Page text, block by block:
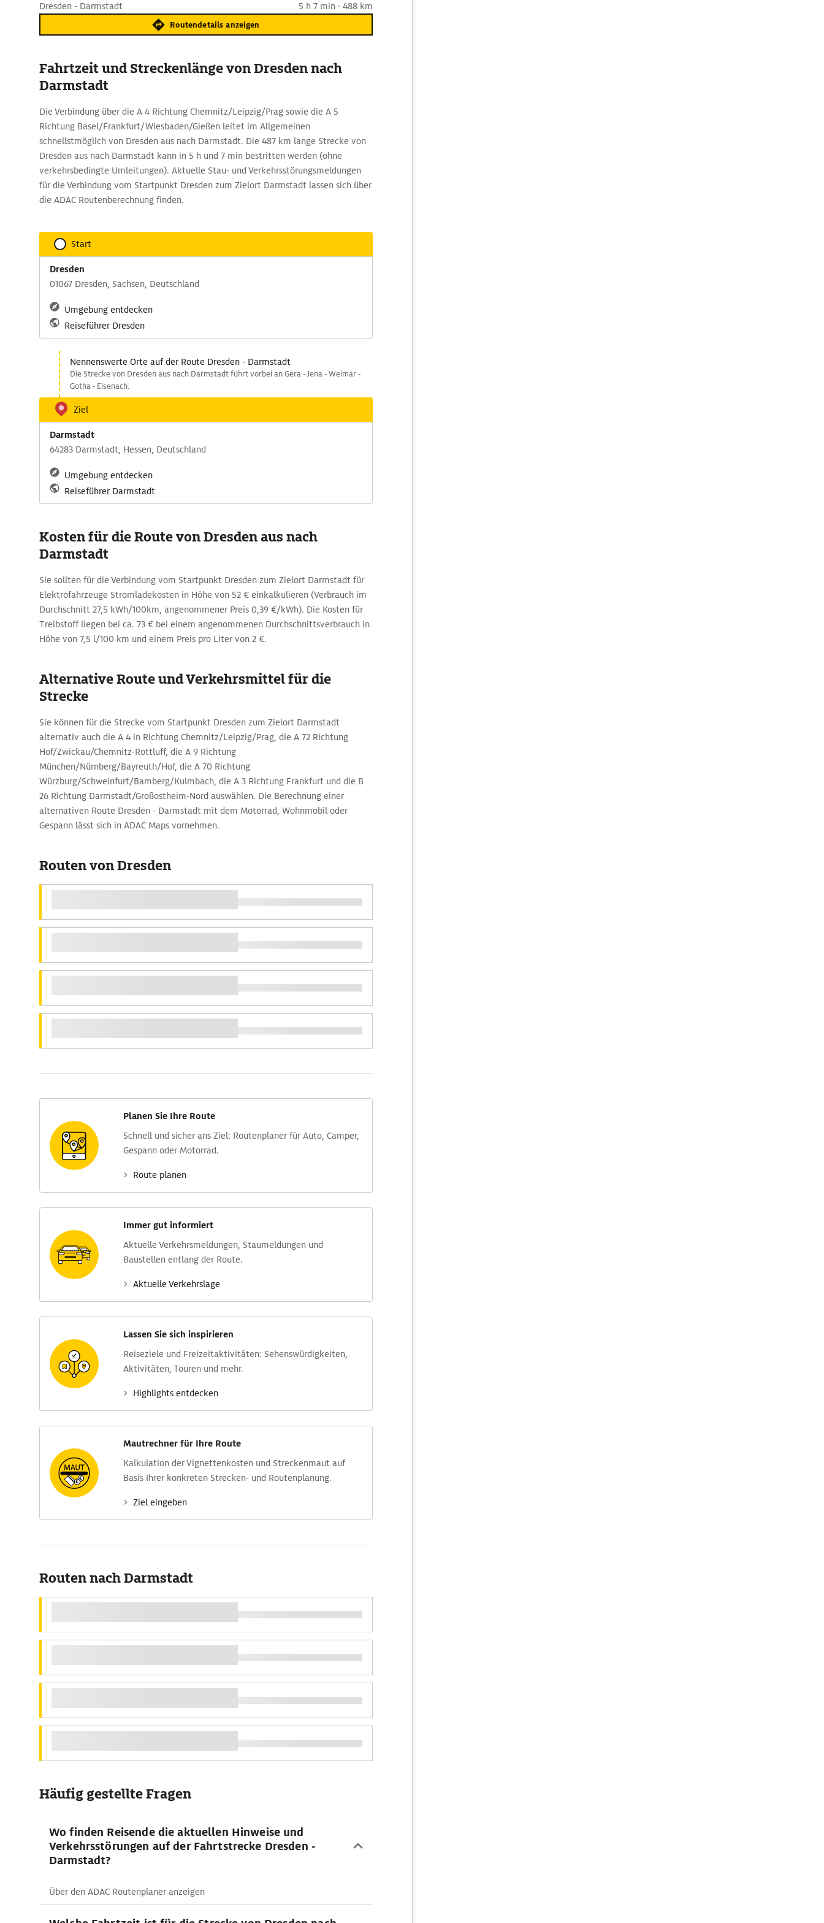
Dresden - Darmstadt 5 h 7 min · 488 km
Routendetails anzeigen
Fahrtzeit und Streckenlänge von Dresden nach
Darmstadt
Die Verbindung über die A 4 Richtung Chemnitz/Leipzig/Prag sowie die A 5
Richtung Basel/Frankfurt/Wiesbaden/Gießen leitet im Allgemeinen
schnellstmöglich von Dresden aus nach Darmstadt. Die 487 km lange Strecke von
Dresden aus nach Darmstadt kann in 5 h und 7 min bestritten werden (ohne
verkehrsbedingte Umleitungen). Aktuelle Stau- und Verkehrsstörungsmeldungen
für die Verbindung vom Startpunkt Dresden zum Zielort Darmstadt lassen sich über
die ADAC Routenberechnung finden.
Start
Dresden
01067 Dresden, Sachsen, Deutschland
Umgebung entdecken
Reiseführer Dresden
Nennenswerte Orte auf der Route Dresden - Darmstadt
Die Strecke von Dresden aus nach Darmstadt führt vorbei an Gera - Jena - Weimar -
Gotha - Eisenach.
Ziel
Darmstadt
64283 Darmstadt, Hessen, Deutschland
Umgebung entdecken
Reiseführer Darmstadt
Kosten für die Route von Dresden aus nach
Darmstadt
Sie sollten für die Verbindung vom Startpunkt Dresden zum Zielort Darmstadt für
Elektrofahrzeuge Stromladekosten in Höhe von 52 € einkalkulieren (Verbrauch im
Durchschnitt 27,5 kWh/100km, angenommener Preis 0,39 €/kWh). Die Kosten für
Treibstoff liegen bei ca. 73 € bei einem angenommenen Durchschnittsverbrauch in
Höhe von 7,5 l/100 km und einem Preis pro Liter von 2 €.
Alternative Route und Verkehrsmittel für die
Strecke
Sie können für die Strecke vom Startpunkt Dresden zum Zielort Darmstadt
alternativ auch die A 4 in Richtung Chemnitz/Leipzig/Prag, die A 72 Richtung
Hof/Zwickau/Chemnitz-Rottluff, die A 9 Richtung
München/Nürnberg/Bayreuth/Hof, die A 70 Richtung
Würzburg/Schweinfurt/Bamberg/Kulmbach, die A 3 Richtung Frankfurt und die B
26 Richtung Darmstadt/Großostheim-Nord auswählen. Die Berechnung einer
alternativen Route Dresden - Darmstadt mit dem Motorrad, Wohnmobil oder
Gespann lässt sich in ADAC Maps vornehmen.
Routen von Dresden
Planen Sie Ihre Route
Schnell und sicher ans Ziel: Routen­planer für Auto, Camper,
Gespann oder Motorrad.
Route planen
Immer gut informiert
Aktuelle Verkehrs­meldungen, Stau­meldungen und
Baustellen entlang der Route.
Aktuelle Verkehrs­lage
Lassen Sie sich inspirieren
Reise­ziele und Freizeit­aktivitäten: Sehens­würdig­keiten,
Aktivitäten, Touren und mehr.
Highlights entdecken
Mautrechner für Ihre Route
Kalkulation der Vignettenkosten und Streckenmaut auf
Basis Ihrer konkreten Strecken- und Routenplanung.
Ziel eingeben
Routen nach Darmstadt
Häufig gestellte Fragen
Wo finden Reisende die aktuellen Hinweise und
Verkehrsstörungen auf der Fahrtstrecke Dresden -
Darmstadt?
Über den ADAC Routenplaner anzeigen